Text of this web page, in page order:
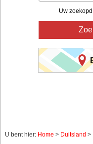
Uw
U bent hier: Home > Duitsland >